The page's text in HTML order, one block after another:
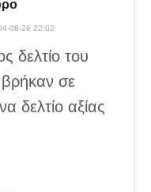
08-26 22:02
δελτίο του
σε
δελτίο αξίας